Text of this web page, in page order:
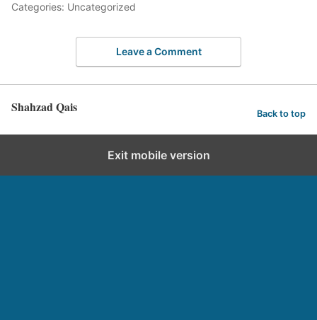
Categories: Uncategorized
Leave a Comment
Shahzad Qais Back to top
Exit mobile version